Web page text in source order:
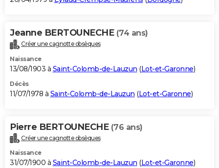
Jeanne BERTOUNECHE (74 ans)
Créer une cagnotte obsèques
Naissance
13/08/1903 à Saint-Colomb-de-Lauzun (Lot-et-Garonne)
Décès
11/07/1978 à Saint-Colomb-de-Lauzun (Lot-et-Garonne)
Pierre BERTOUNECHE (76 ans)
Créer une cagnotte obsèques
Naissance
31/07/1900 à Saint-Colomb-de-Lauzun (Lot-et-Garonne)